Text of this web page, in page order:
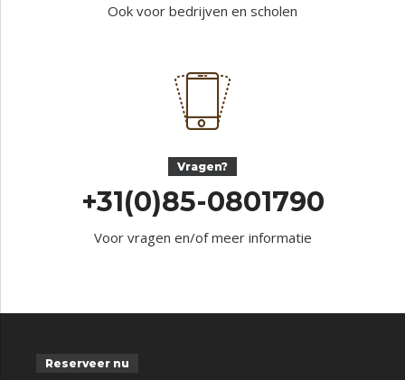
Ook voor bedrijven en scholen
Vragen?
+31(0)85-0801790
Voor vragen en/of meer informatie
Reserveer nu